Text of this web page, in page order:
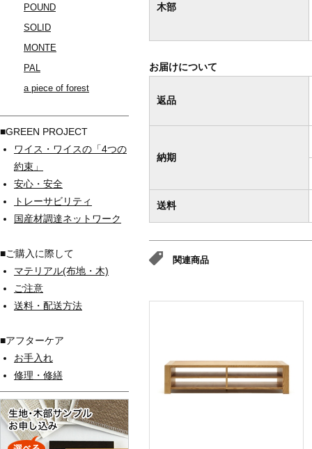
木部
お届けについて
返品
納期
送料
関連商品
POUND
SOLID
MONTE
PAL
a piece of forest
■GREEN PROJECT
ワイス・ワイスの「4つの
約束」
安心・安全
トレーサビリティ
国産材調達ネットワーク
■ご購入に際して
マテリアル(布地・木)
ご注意
送料・配送方法
■アフターケア
お手入れ
修理・修繕